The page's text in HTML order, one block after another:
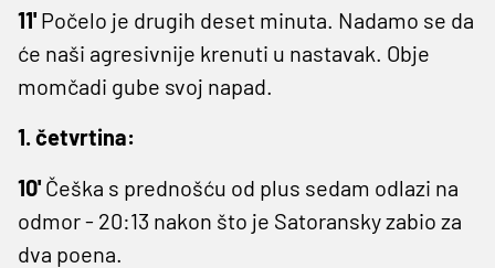
11' Počelo je drugih deset minuta. Nadamo se da
će naši agresivnije krenuti u nastavak. Obje
momčadi gube svoj napad.
1. četvrtina:
10' Češka s prednošću od plus sedam odlazi na
odmor - 20:13 nakon što je Satoransky zabio za
dva poena.